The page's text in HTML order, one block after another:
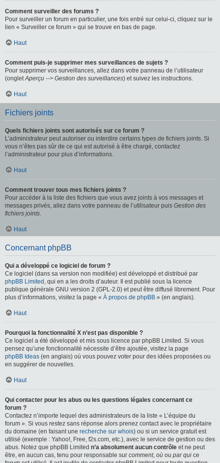
Comment surveiller des forums ?
Pour surveiller un forum en particulier, une fois entré sur celui-ci, cliquez sur le
lien « Surveiller ce forum » qui se trouve en bas de page.
Haut
Comment puis-je supprimer mes surveillances de sujets ?
Pour supprimer vos surveillances, allez dans votre panneau de l’utilisateur
(ongletAperçu --> Gestion des surveillances) et suivez les instructions.
Haut
Fichiers joints
Quels fichiers joints sont autorisés sur ce forum ?
L’administrateur peut autoriser ou interdire certains types de fichiers joints. Si
vous n’êtes pas sûr de ce qui est autorisé à être chargé, contactez
l’administrateur pour plus d’informations.
Haut
Comment trouver tous mes fichiers joints ?
Pour accéder à la liste des fichiers que vous avez joints à vos messages et
messages privés, allez dans votre panneau de l’utilisateur puis Gestion des
fichiers joints.
Haut
Concernant phpBB
Qui a développé ce logiciel de forum ?
Ce logiciel (dans sa version non modifiée) est développé et distribué par
phpBB Limited , qui en a les droits d’auteur. Il est publié sous la licence
publique générale GNU version 2 (GPL-2.0) et peut être diffusé librement. Pour
plus d’informations, visitez la page « À propos de phpBB » (en anglais).
Haut
Pourquoi la fonctionnalité X n’est pas disponible ?
Ce logiciel a été développé et mis sous licence par phpBB Limited. Si vous
pensez qu’une fonctionnalité nécessite d’être ajoutée, visitez la page
phpBB Ideas (en anglais) où vous pouvez voter pour des idées proposées ou
en suggérer de nouvelles.
Haut
Qui contacter pour les abus ou les questions légales concernant ce
forum ?
Contactez n’importe lequel des administrateurs de la liste « L’équipe du
forum ». Si vous restez sans réponse alors prenez contact avec le propriétaire
du domaine (en faisant une recherche sur whois) ou si un service gratuit est
utilisé (exemple : Yahoo!, Free, f2s.com, etc.), avec le service de gestion ou des
abus. Notez que phpBB Limited n’a absolument aucun contrôle et ne peut
être, en aucun cas, tenu pour responsable sur comment, où ou par qui ce